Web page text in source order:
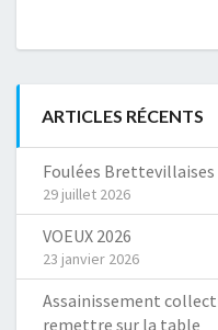
ARTICLES RÉCENTS
Foulées Brettevillaises
29 juillet 2026
VOEUX 2026
23 janvier 2026
Assainissement
remettre sur la table